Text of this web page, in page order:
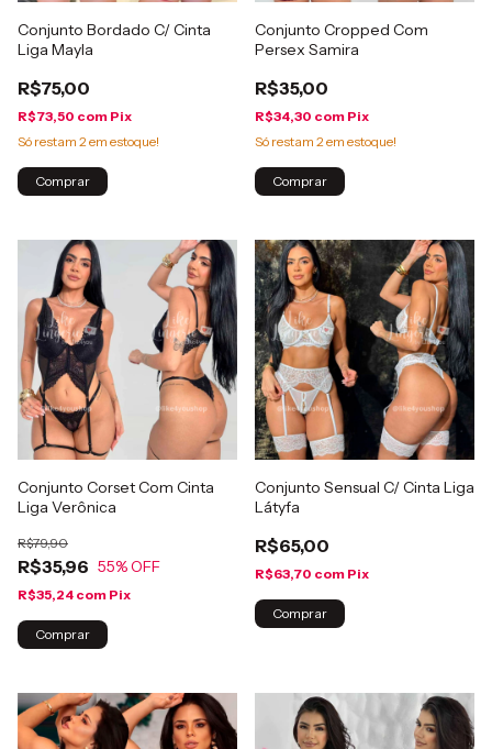
Conjunto Bordado C/ Cinta
Liga Mayla
R$75,00
R$73,50 com Pix
Só restam 2 em estoque!
Comprar
Conjunto Cropped Com
Persex Samira
R$35,00
R$34,30 com Pix
Só restam 2 em estoque!
Comprar
Conjunto Corset Com Cinta
Liga Verônica
R$35,96
R$79,90
55% OFF
R$35,24 com Pix
Comprar
Conjunto Sensual C/ Cinta Liga
Látyfa
R$65,00
R$63,70 com Pix
Comprar